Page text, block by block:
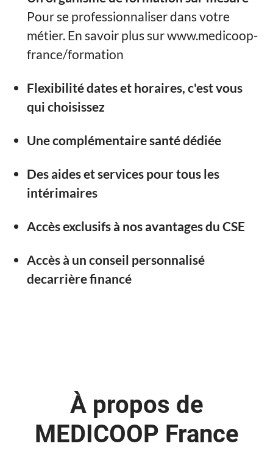
Pour se professionnaliser dans votre
métier. En savoir plus sur www.medicoop-
france/formation
Flexibilité dates et horaires, c'est vous
qui choisissez
Une complémentaire santé dédiée
Des aides et services pour tous les
intérimaires
Accès exclusifs à nos avantages du CSE
Accès à un conseil personnalisé
decarrière financé
À propos de
MEDICOOP France